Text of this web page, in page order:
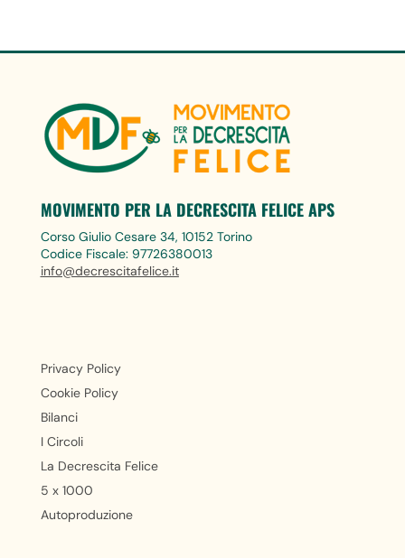
MOVIMENTO PER LA DECRESCITA FELICE APS
Corso Giulio Cesare 34, 10152 Torino
Codice Fiscale: 97726380013
info@decrescitafelice.it
Privacy Policy
Cookie Policy
Bilanci
I Circoli
La Decrescita Felice
5 x 1000
Autoproduzione